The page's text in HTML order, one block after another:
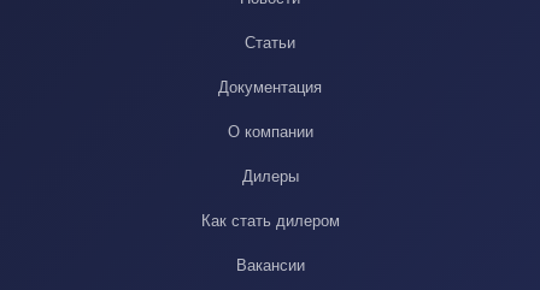
Статьи
Документация
О компании
Дилеры
Как стать дилером
Вакансии